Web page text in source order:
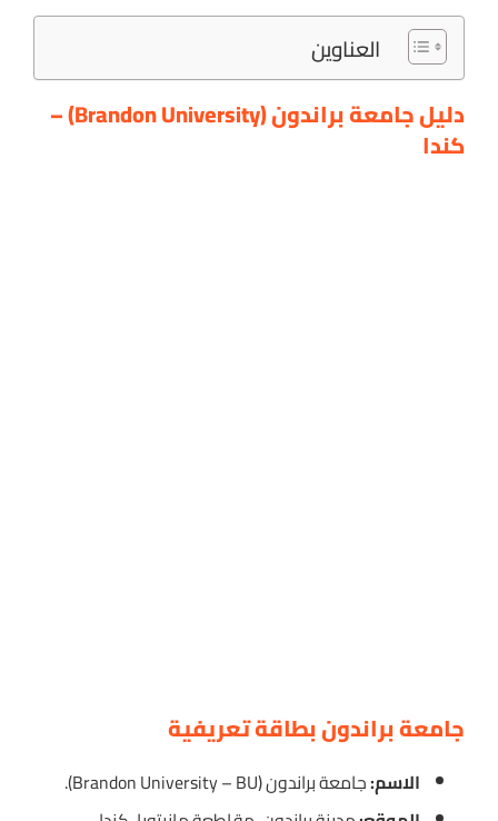
العناوين
دليل جامعة براندون (Brandon University) –
كندا
جامعة براندون بطاقة تعريفية
الاسم:جامعة براندون (Brandon University – BU).